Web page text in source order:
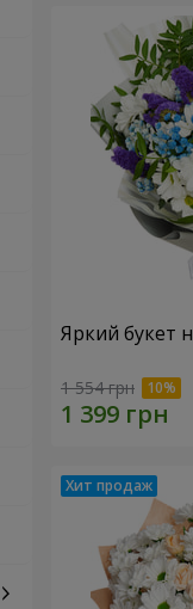
Яркий букет
1 554 грн